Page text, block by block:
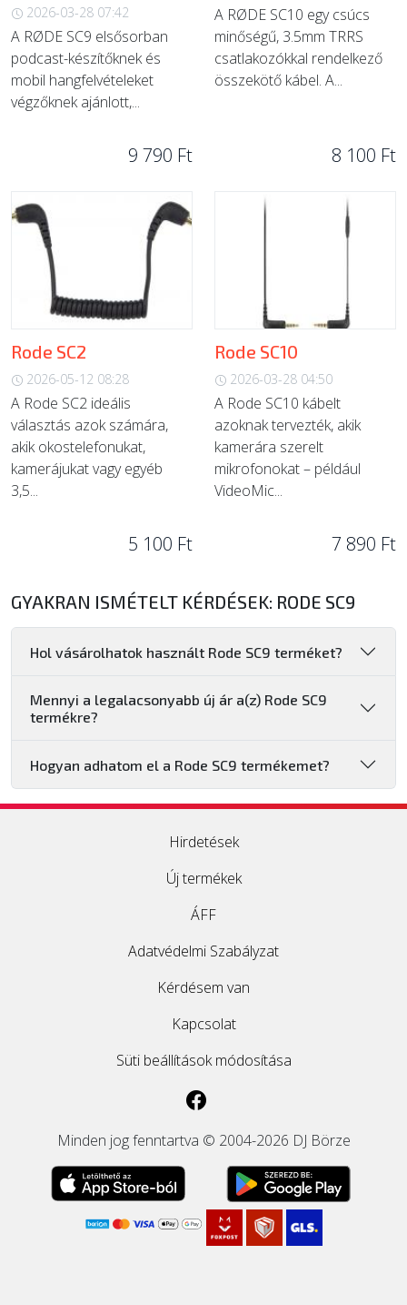
2026-03-28 07:42
A RØDE SC9 elsősorban
podcast-készítőknek és
mobil hangfelvételeket
végzőknek ajánlott,...
9 790 Ft
A RØDE SC10 egy csúcs
minőségű, 3.5mm TRRS
csatlakozókkal rendelkező
összekötő kábel. A...
8 100 Ft
Rode SC2
2026-05-12 08:28
A Rode SC2 ideális
választás azok számára,
akik okostelefonukat,
kamerájukat vagy egyéb
3,5...
5 100 Ft
Rode SC10
2026-03-28 04:50
A Rode SC10 kábelt
azoknak tervezték, akik
kamerára szerelt
mikrofonokat – például
VideoMic...
7 890 Ft
GYAKRAN ISMÉTELT KÉRDÉSEK: RODE SC9
Hol vásárolhatok használt Rode SC9 terméket?
Mennyi a legalacsonyabb új ár a(z) Rode SC9
termékre?
Hogyan adhatom el a Rode SC9 termékemet?
Hirdetések
Új termékek
ÁFF
Adatvédelmi Szabályzat
Kérdésem van
Kapcsolat
Süti beállítások módosítása
Minden jog fenntartva © 2004-2026 DJ Börze